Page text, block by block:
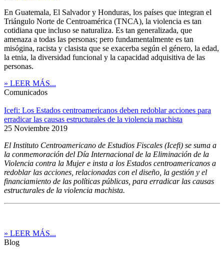
En Guatemala, El Salvador y Honduras, los países que integran el
Triángulo Norte de Centroamérica (TNCA), la violencia es tan
cotidiana que incluso se naturaliza. Es tan generalizada, que
amenaza a todas las personas; pero fundamentalmente es tan
misógina, racista y clasista que se exacerba según el género, la edad,
la etnia, la diversidad funcional y la capacidad adquisitiva de las
personas.
» LEER MÁS...
Comunicados
Icefi: Los Estados centroamericanos deben redoblar acciones para
erradicar las causas estructurales de la violencia machista
25 Noviembre 2019
El Instituto Centroamericano de Estudios Fiscales (Icefi) se suma a
la conmemoración del Día Internacional de la Eliminación de la
Violencia contra la Mujer e insta a los Estados centroamericanos a
redoblar las acciones, relacionadas con el diseño, la gestión y el
financiamiento de las políticas públicas, para erradicar las causas
estructurales de la violencia machista.
» LEER MÁS...
Blog